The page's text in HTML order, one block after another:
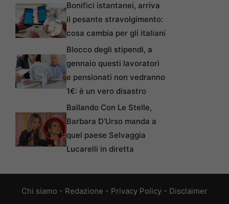
Bonifici istantanei, arriva
il pesante stravolgimento:
cosa cambia per gli italiani
Blocco degli stipendi, a
gennaio questi lavoratori
e pensionati non vedranno
1€: è un vero disastro
Ballando Con Le Stelle,
Barbara D’Urso manda a
quel paese Selvaggia
Lucarelli in diretta
Chi siamo - Redazione - Privacy Policy - Disclaimer